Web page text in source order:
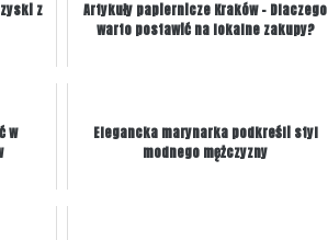
z
Artykuły papiernicze Kraków – Dlaczego
warto postawić na lokalne zakupy?
w
Elegancka marynarka podkreśli styl
modnego mężczyzny